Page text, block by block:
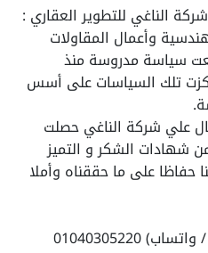
الناغي للتطوير العقاري :
وأعمال المقاولات
سياسة مدروسة منذ
2008م، و ارتكزت تلك السياسات على أسس
المجال علي شركة الناغي حصلت
شهادات الشكر و التميز
حفاظا على ما حققناه وأملا